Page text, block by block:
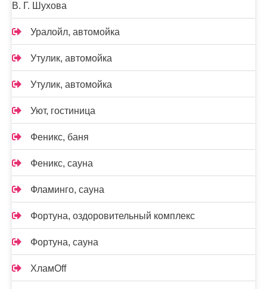
В. Г. Шухова
Уралойл, автомойка
Утулик, автомойка
Утулик, автомойка
Уют, гостиница
Феникс, баня
Феникс, сауна
Фламинго, сауна
Фортуна, оздоровительный комплекс
Фортуна, сауна
ХламOff